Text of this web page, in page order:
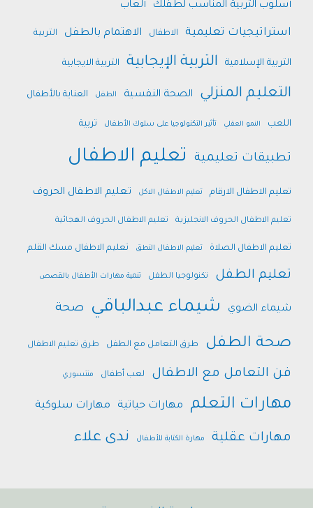
أسلوب التربية المناسب لطفلك ألعاب
استراتيجيات تعليمية الاطفال الاهتمام بالطفل التربية
التربية الإسلامية التربية الإيجابية التربية الايجابية
التعليم المنزلي الصحة النفسية الطفل العناية بالأطفال
اللعب النمو العقلي تأثير التكنولوجيا على سلوك الأطفال تربية
تطبيقات تعليمية تعليم الاطفال
تعليم الاطفال الارقام تعليم الاطفال الاكل تعليم الاطفال الحروف
تعليم الاطفال الحروف الانجليزية تعليم الاطفال الحروف الهجائية
تعليم الاطفال الصلاة تعليم الاطفال النطق تعليم الاطفال مسك القلم
تعليم الطفل تكنولوجيا الطفل تنمية مهارات الأطفال بالقصص
شيماء الضوي شيماء عبدالباقي صحة
صحة الطفل طرق التعامل مع الطفل طرق تعليم الاطفال
فن التعامل مع الاطفال لعب أطفال منتسوري
مهارات التعلم مهارات حياتية مهارات سلوكية
مهارات عقلية مهارة الكتابة للأطفال ندى علاء